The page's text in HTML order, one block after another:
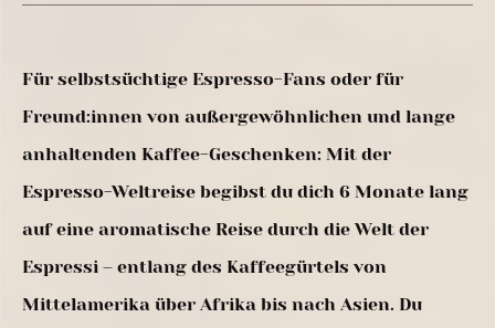
Für selbstsüchtige Espresso-Fans oder für
Freund:innen von außergewöhnlichen und lange
anhaltenden Kaffee-Geschenken: Mit der
Espresso-Weltreise begibst du dich 6 Monate lang
auf eine aromatische Reise durch die Welt der
Espressi – entlang des Kaffeegürtels von
Mittelamerika über Afrika bis nach Asien. Du